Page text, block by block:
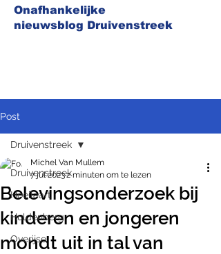
Onafhankelijke
nieuwsblog Druivenstreek
Post
Druivenstreek
Hoeilaart
Huldenberg
Overijse
Druivenstreek
Belevingsonderzoek bij
kinderen en jongeren
mondt uit in tal van
Michel Van Mullem
7 jul 20232 minuten om te lezen